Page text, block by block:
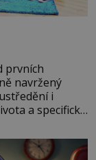
prvních
navržený
i
a specifické
měl působit
je